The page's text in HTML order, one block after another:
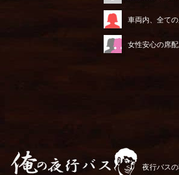
車両内、全て
女性安心の席
夜行バス